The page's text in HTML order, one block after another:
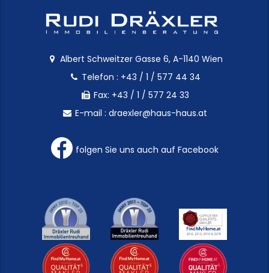
Albert Schweitzer Gasse 6, A-1140 Wien
Telefon : +43 / 1 / 577 44 34
Fax: +43 / 1 / 577 24 33
E-mail : draexler@haus-haus.at
folgen Sie uns auch auf Facebook